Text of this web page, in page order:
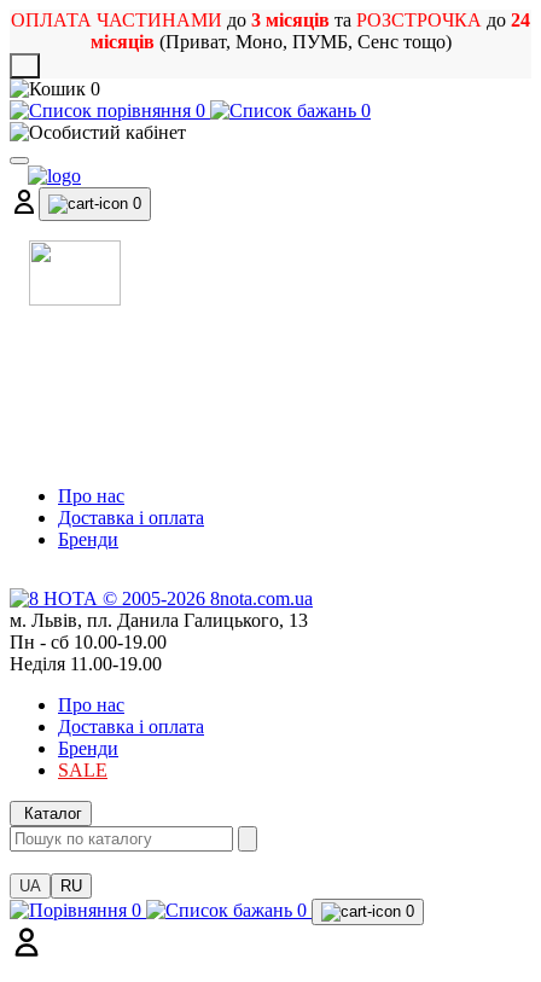
ОПЛАТА ЧАСТИНАМИ до 3 місяців та РОЗСТРОЧКА до 24
місяців(Приват, Моно, ПУМБ, Сенс тощо)
0
0
0
0
Про нас
Доставка і оплата
Бренди
м. Львів, пл. Данила Галицького, 13
Пн - сб 10.00-19.00
Неділя 11.00-19.00
Про нас
Доставка і оплата
Бренди
SALE
Каталог
UA RU
0 0 0